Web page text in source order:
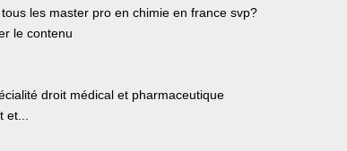
les master pro en chimie en france svp?
le contenu
droit médical et pharmaceutique